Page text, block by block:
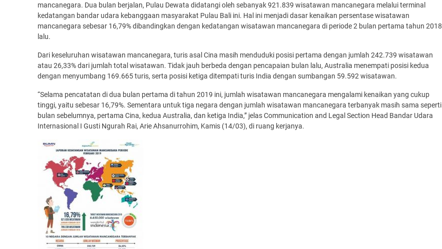
mancanegara. Dua bulan berjalan, Pulau Dewata didatangi oleh sebanyak 921.839 wisatawan mancanegara melalui terminal
kedatangan bandar udara kebanggaan masyarakat Pulau Bali ini. Hal ini menjadi dasar kenaikan persentase wisatawan
mancanegara sebesar 16,79% dibandingkan dengan kedatangan wisatawan mancanegara di periode 2 bulan pertama tahun 2018
lalu.
Dari keseluruhan wisatawan mancanegara, turis asal Cina masih menduduki posisi pertama dengan jumlah 242.739 wisatawan
atau 26,33% dari jumlah total wisatawan. Tidak jauh berbeda dengan pencapaian bulan lalu, Australia menempati posisi kedua
dengan menyumbang 169.665 turis, serta posisi ketiga ditempati turis India dengan sumbangan 59.592 wisatawan.
“Selama pencatatan di dua bulan pertama di tahun 2019 ini, jumlah wisatawan mancanegara mengalami kenaikan yang cukup
tinggi, yaitu sebesar 16,79%. Sementara untuk tiga negara dengan jumlah wisatawan mancanegara terbanyak masih sama seperti
bulan sebelumnya, pertama Cina, kedua Australia, dan ketiga India,” jelas Communication and Legal Section Head Bandar Udara
Internasional I Gusti Ngurah Rai, Arie Ahsanurrohim, Kamis (14/03), di ruang kerjanya.